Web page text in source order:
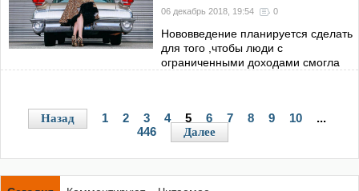
06 декабрь 2018, 19:54 0
Нововведение планируется сделать
для того ,чтобы люди с
ограниченными доходами смогла
если
Назад 1 2 3 4 5 6 7 8 9 10
...
446
Далее